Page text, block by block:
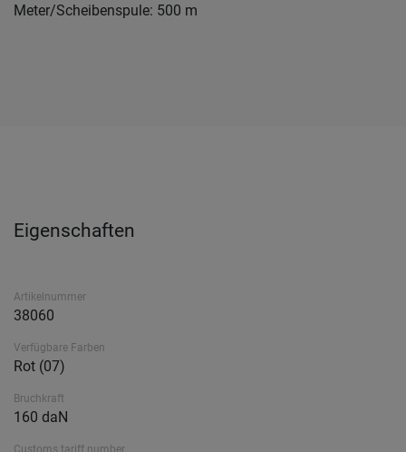
Meter/Scheibenspule: 500 m
Eigenschaften
Artikelnummer
38060
Verfügbare Farben
Rot (07)
Bruchkraft
160 daN